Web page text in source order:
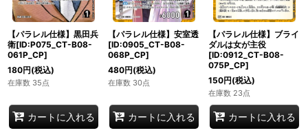
【パラレル仕様】黒田兵
衛[ID:P075_CT-B08-
061P_CP]
180円(税込)
在庫数 35点
カートに入れる
【パラレル仕様】安室透
[ID:0905_CT-B08-
068P_CP]
480円(税込)
在庫数 30点
カートに入れる
【パラレル仕様】ブライ
ダルは女が主役
[ID:0912_CT-B08-
075P_CP]
150円(税込)
在庫数 23点
カートに入れる